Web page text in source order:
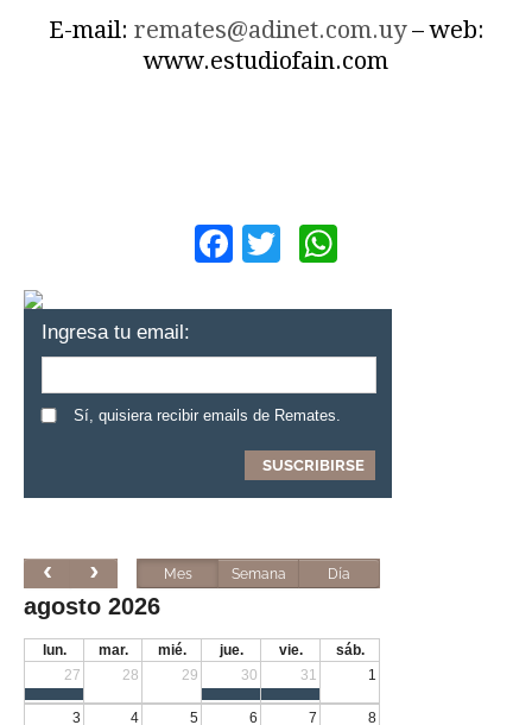
E-mail: remates@adinet.com.uy– web:
www.estudiofain.com
Facebook
Twitter
Ingresa tu email:
Sí, quisiera recibir emails de Remates.
Mes Semana Día
agosto 2026
lun. mar. mié. jue. vie.
sáb.
27
28 29 30 31 1
3 4 5 6 7 8